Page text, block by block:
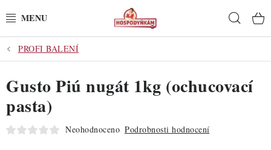
na
POTŘEBY
POMŮCKY
SUROVINY
PROFI BALENÍ
Gusto Piú nugát 1kg (ochucovací
pasta)
Neohodnoceno Podrobnosti hodnocení